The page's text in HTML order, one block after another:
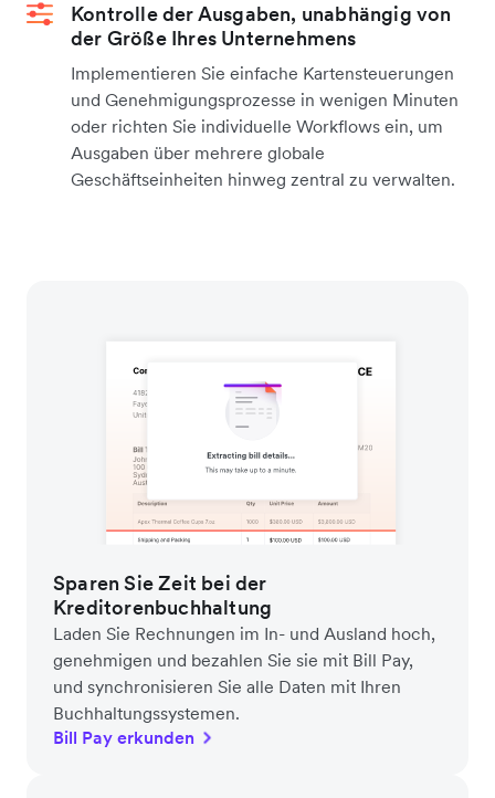
Kontrolle der Ausgaben, unabhängig von
der Größe Ihres Unternehmens
Implementieren Sie einfache Kartensteuerungen
und Genehmigungsprozesse in wenigen Minuten
oder richten Sie individuelle Workflows ein, um
Ausgaben über mehrere globale
Geschäftseinheiten hinweg zentral zu verwalten.
Sparen Sie Zeit bei der
Kreditorenbuchhaltung
Laden Sie Rechnungen im In- und Ausland hoch,
genehmigen und bezahlen Sie sie mit Bill Pay,
und synchronisieren Sie alle Daten mit Ihren
Buchhaltungssystemen.
Bill Pay erkunden